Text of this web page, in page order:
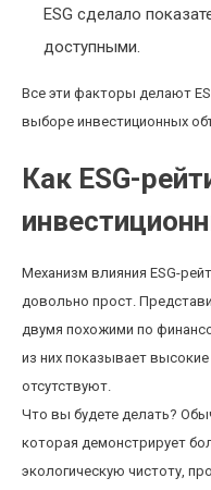
ESG сделало
доступными.
Все эти факторы делают
выборе инвестиционных
Как ESG-
Механизм влияния ESG-
довольно прост.
двумя похожими по
из них показывает высокие
отсутствуют.
Что вы будете делать?
которая демонстрирует
экологическую чистоту,